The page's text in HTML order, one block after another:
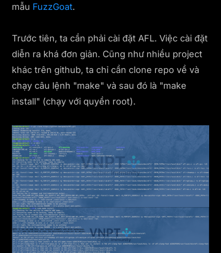
mẫu FuzzGoat.
Trước tiên, ta cần phải cài đặt AFL. Việc cài đặt
diễn ra khá đơn giản. Cũng như nhiều project
khác trên github, ta chỉ cần clone repo về và
chạy câu lệnh "make" và sau đó là "make
install" (chạy với quyền root).